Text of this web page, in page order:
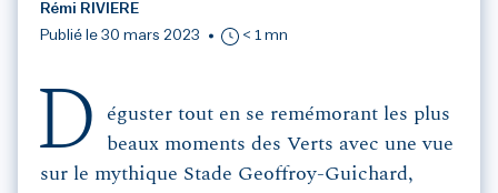
Rémi RIVIERE
Publié le 30 mars 2023
< 1 mn
D
éguster tout en se remémorant les plus
beaux moments des Verts avec une vue
sur le mythique Stade Geoffroy-Guichard,